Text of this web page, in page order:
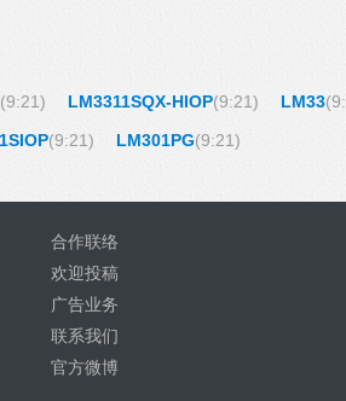
(9:21) LM3311SQX-HIOP(9:21) LM33
(9:21) LM301PG(9:21)
合作联络
欢迎投稿
广告业务
联系我们
官方微博